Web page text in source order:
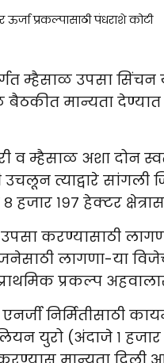
उपसा सिंचन
मान्यता
व म्हैसाळ अशा
त्याद्वारे
१९७ हेक्टर
करण्यासाठी
लागणा-या
प्रकल्प
निर्मितीसाठी
युरो (अंदाजे १